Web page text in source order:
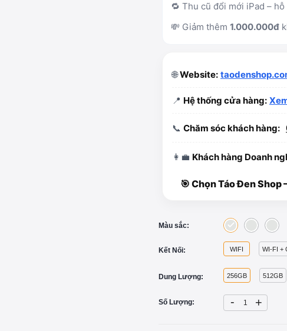
🔁 Thu cũ đổi mới iPad –
💸 Giảm thêm 1.000.000đ
🌐Website:
📍 Hệ thống cửa hàng:
📞 Chăm sóc khách hàng:
👩‍💼 Khách hàng Doanh
🎯 Chọn Táo Đen
Màu sắc:
Kết Nối: WIFI WI-FI +
Dung Lượng: 256GB 512GB
Số Lượng: - +